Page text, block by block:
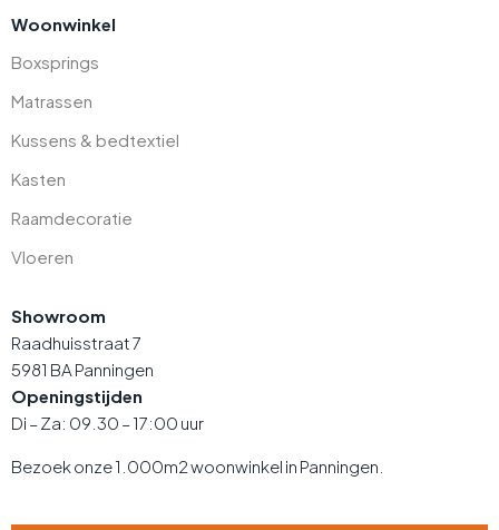
Woonwinkel
Boxsprings
Matrassen
Kussens & bedtextiel
Kasten
Raamdecoratie
Vloeren
Showroom
Raadhuisstraat 7
5981 BA Panningen
Openingstijden
Di – Za: 09.30 – 17:00 uur
Bezoek onze 1.000m2 woonwinkel in Panningen.